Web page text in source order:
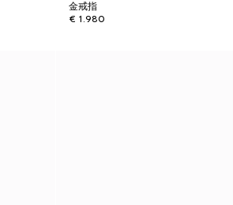
金戒指
€ 1.980